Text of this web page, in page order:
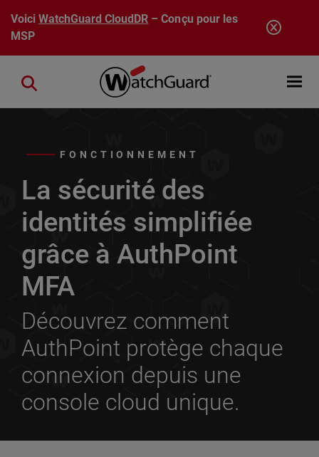
Aller au contenu principal
VoiciWatchGuard CloudDR – Conçu pour les
MSP
Open
Close search
FONCTIONNEMENT
La sécurité des
identités simplifiée
grâce à AuthPoint
MFA
Découvrez comment
AuthPoint protège chaque
connexion depuis une
console cloud unique.